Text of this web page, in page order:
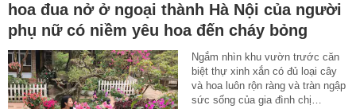
hoa đua nở ở ngoại thành Hà Nội của người
phụ nữ có niềm yêu hoa đến cháy bỏng
Ngắm nhìn khu vườn trước căn
biệt thự xinh xắn có đủ loại cây
và hoa luôn rộn ràng và tràn ngập
sức sống của gia đình chị…